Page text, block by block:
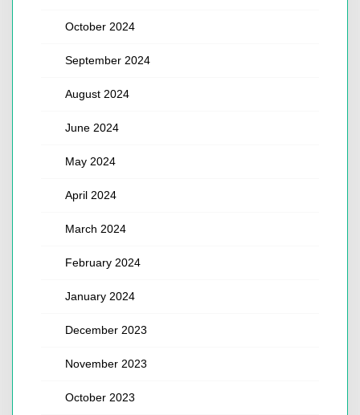
October 2024
September 2024
August 2024
June 2024
May 2024
April 2024
March 2024
February 2024
January 2024
December 2023
November 2023
October 2023